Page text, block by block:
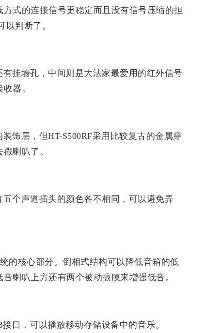
式的连接信号更稳定而且没有信号压缩的担
判断了。
挂墙孔，中间则是大法家最爱用的红外信号
器。
饰层，但HT-S500RF采用比较复古的金属穿
喇叭了。
个声道插头的颜色各不相同，可以避免弄
的核心部分。倒相式结构可以降低音箱的低
喇叭上方还有两个被动振膜来增强低音。
口，可以播放移动存储设备中的音乐。